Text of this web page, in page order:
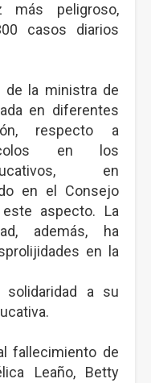
más peligroso,
casos diarios
de la ministra de
en diferentes
respecto a
en los
en
en el Consejo
aspecto. La
además, ha
en la
solidaridad a su
fallecimiento de
Leaño, Betty